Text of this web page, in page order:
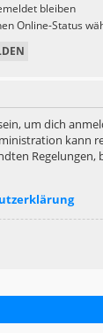
bleiben
Online-Status
um dich
kann